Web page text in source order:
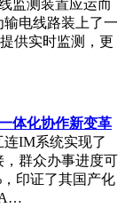
监测装置应运而
电线路装上了一
供实时监测，更
体化协作新变革
IM系统实现了
群众办事进度可
印证了其国产化
A…